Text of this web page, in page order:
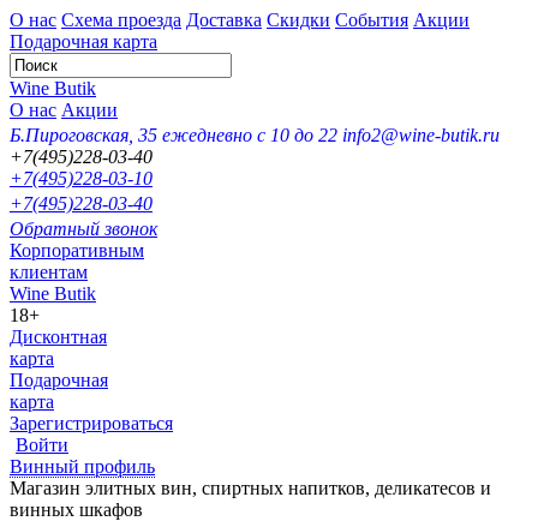
О нас Схема проезда Доставка Скидки События Акции
Подарочная карта
Wine Butik
О нас Акции
Б.Пироговская, 35 ежедневно с 10 до 22 info2@wine-butik.ru
+7(495)228-03-40
+7(495)228-03-10
+7(495)228-03-40
Обратный звонок
Корпоративным
клиентам
Wine Butik
18+
Дисконтная
карта
Подарочная
карта
Зарегистрироваться
Войти
Винный профиль
Магазин элитных вин, спиртных напитков, деликатесов и
винных шкафов